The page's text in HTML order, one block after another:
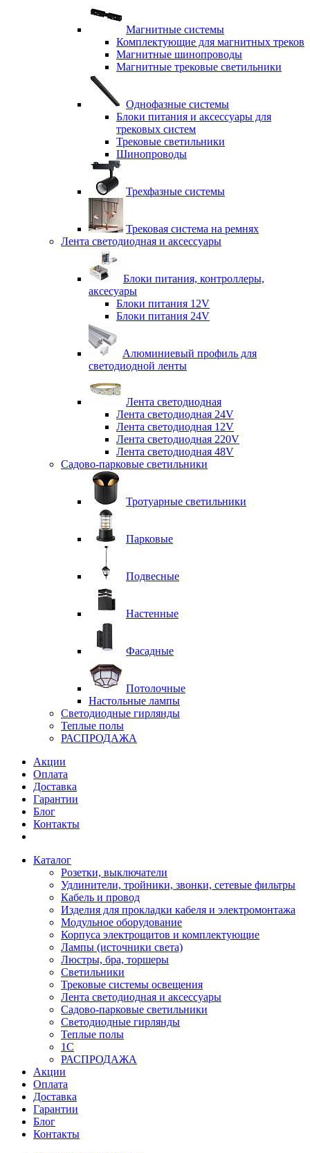
Магнитные системы
Комплектующие для магнитных треков
Магнитные шинопроводы
Магнитные трековые светильники
Однофазные системы
Блоки питания и аксессуары для
трековых систем
Трековые светильники
Шинопроводы
Трехфазные системы
Трековая система на ремнях
Лента светодиодная и аксессуары
Блоки питания, контроллеры,
аксесуары
Блоки питания 12V
Блоки питания 24V
Алюминиевый профиль для
светодиодной ленты
Лента светодиодная
Лента светодиодная 24V
Лента светодиодная 12V
Лента светодиодная 220V
Лента светодиодная 48V
Садово-парковые светильники
Тротуарные светильники
Парковые
Подвесные
Настенные
Фасадные
Потолочные
Настольные лампы
Светодиодные гирлянды
Теплые полы
РАСПРОДАЖА
Акции
Оплата
Доставка
Гарантии
Блог
Контакты
Каталог
Розетки, выключатели
Удлинители, тройники, звонки, сетевые фильтры
Кабель и провод
Изделия для прокладки кабеля и электромонтажа
Модульное оборудование
Корпуса электрощитов и комплектующие
Лампы (источники света)
Люстры, бра, торшеры
Светильники
Трековые системы освещения
Лента светодиодная и аксессуары
Садово-парковые светильники
Светодиодные гирлянды
Теплые полы
1С
РАСПРОДАЖА
Акции
Оплата
Доставка
Гарантии
Блог
Контакты